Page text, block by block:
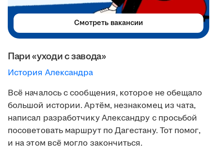
Пари «уходи с завода»
История Александра
Всё началось с сообщения, которое не обещало
большой истории. Артём, незнакомец из чата,
написал разработчику Александру с просьбой
посоветовать маршрут по Дагестану. Тот помог,
и на этом всё могло закончиться.
Смотреть вакансии